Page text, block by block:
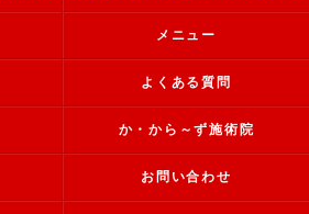
メニュー
よくある質問
か・から～ず施術院
お問い合わせ